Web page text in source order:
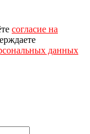
согласие на
данных